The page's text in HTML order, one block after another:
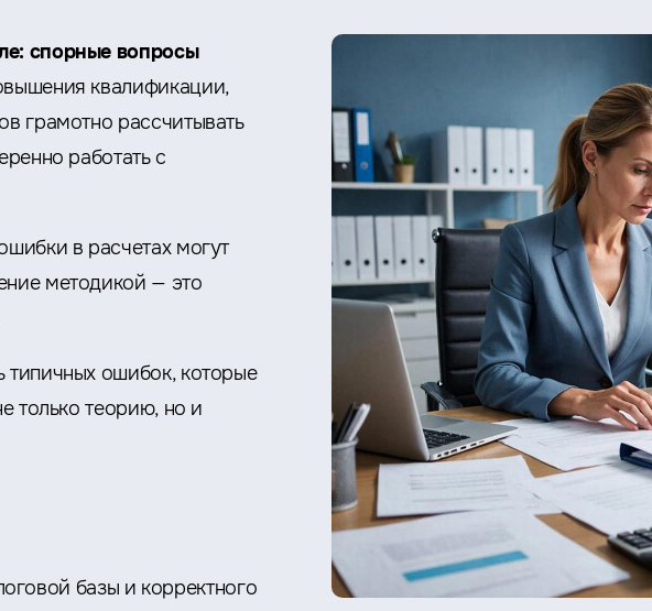
спорные вопросы
квалификации,
грамотно рассчитывать
работать с
в расчетах могут
методикой — это
типичных ошибок, которые
только теорию, но и
базы и корректного